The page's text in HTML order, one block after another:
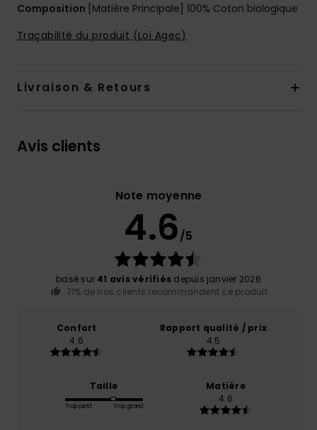
Composition [Matière Principale] 100% Coton biologique
Traçabilité du produit (Loi Agec)
Livraison & Retours
Avis clients
Note moyenne
4.6/5
basé sur 41 avis vérifiés depuis janvier 2026
71% de nos clients recommandent ce produit
Confort
4.6
Rapport qualité / prix
4.5
Taille
Trop petit Trop grand
Matière
4.6